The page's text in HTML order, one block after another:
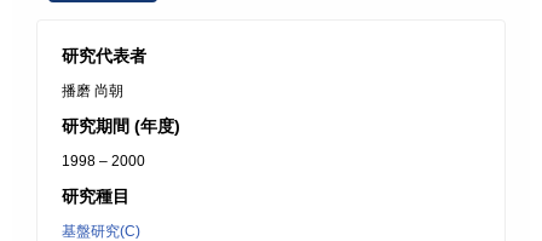
研究代表者
播磨 尚朝
研究期間 (年度)
1998 – 2000
研究種目
基盤研究(C)